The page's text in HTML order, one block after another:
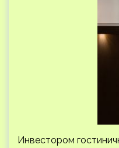
Инвестором